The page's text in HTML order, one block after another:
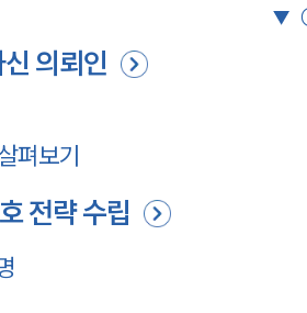
의뢰인
펴보기
전략 수립